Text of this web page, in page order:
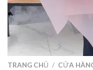
TRANG CHỦ / CỬA